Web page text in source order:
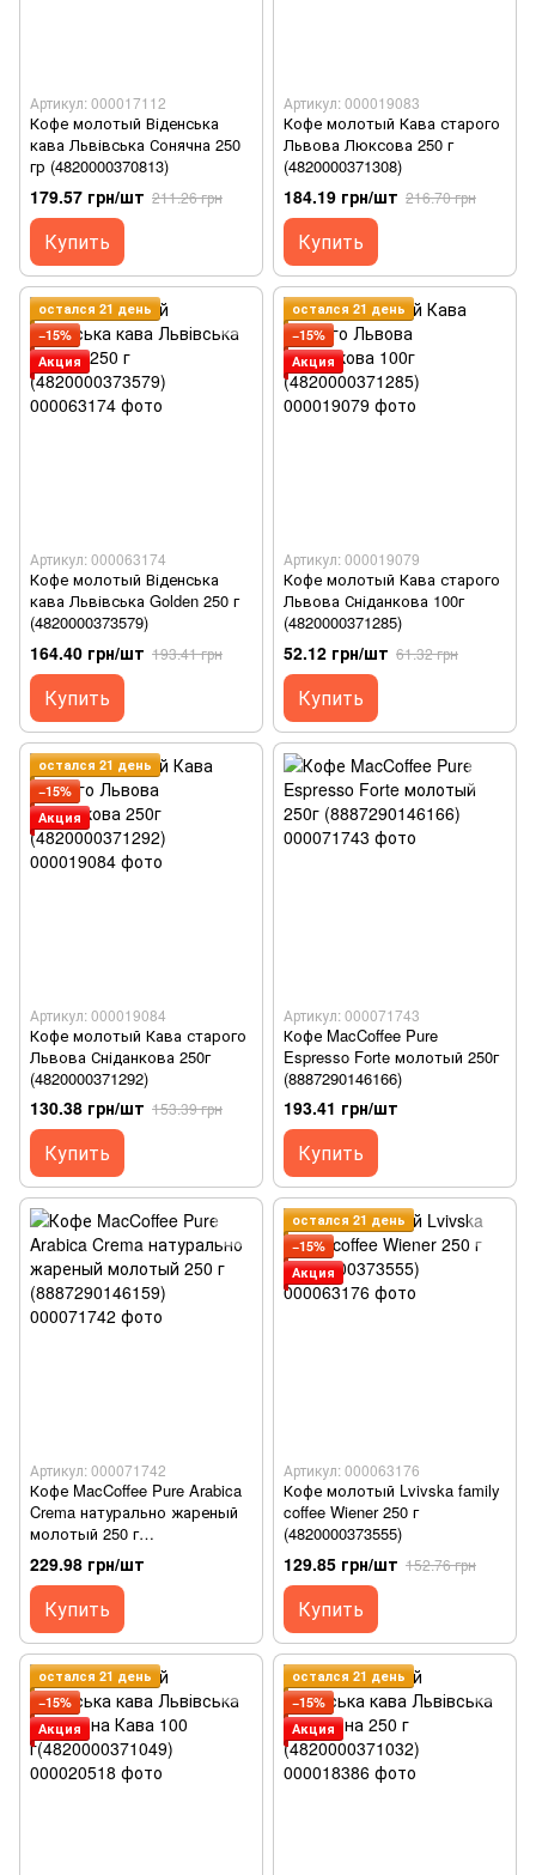
Артикул: 000017112
Кофе молотый Віденська
кава Львівська Сонячна 250
гр (4820000370813)
179.57 грн/шт 211.26 грн
Купить
Артикул: 000019083
Кофе молотый Кава старого
Львова Люксова 250 г
(4820000371308)
184.19 грн/шт 216.70 грн
Купить
остался 21 день
−15%
Акция
Артикул: 000063174
Кофе молотый Віденська
кава Львівська Golden 250 г
(4820000373579)
164.40 грн/шт 193.41 грн
Купить
остался 21 день
−15%
Акция
Артикул: 000019079
Кофе молотый Кава старого
Львова Сніданкова 100г
(4820000371285)
52.12 грн/шт 61.32 грн
Купить
остался 21 день
−15%
Акция
Артикул: 000019084
Кофе молотый Кава старого
Львова Сніданкова 250г
(4820000371292)
130.38 грн/шт 153.39 грн
Купить
Артикул: 000071743
Кофе MacCoffee Pure
Espresso Forte молотый 250г
(8887290146166)
193.41 грн/шт
Купить
Артикул: 000071742
Кофе MacCoffee Pure Arabica
Crema натурально жареный
молотый 250 г
(8887290146159)
229.98 грн/шт
Купить
остался 21 день
−15%
Акция
Артикул: 000063176
Кофе молотый Lvivska family
coffee Wiener 250 г
(4820000373555)
129.85 грн/шт 152.76 грн
Купить
остался 21 день
−15%
Акция
остался 21 день
−15%
Акция